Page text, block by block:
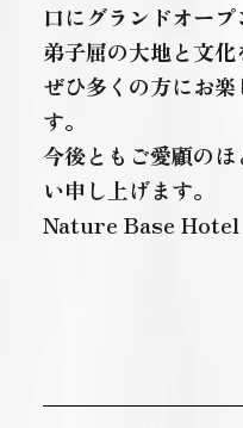
口にグランドオープ
弟子屈の大地と文化
ぜひ多くの方にお
す。
今後ともご愛顧の
い申し上げます。
Nature Base